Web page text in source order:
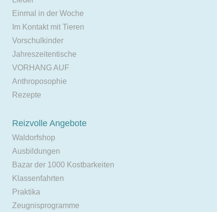
Einmal in der Woche
Im Kontakt mit Tieren
Vorschulkinder
Jahreszeitentische
VORHANG AUF
Anthroposophie
Rezepte
Reizvolle Angebote
Waldorfshop
Ausbildungen
Bazar der 1000 Kostbarkeiten
Klassenfahrten
Praktika
Zeugnisprogramme